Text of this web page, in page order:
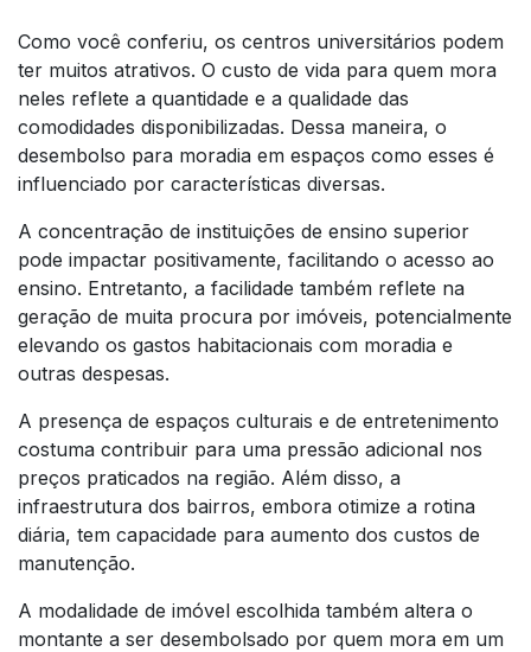
Como você conferiu, os centros universitários podem
ter muitos atrativos. O custo de vida para quem mora
neles reflete a quantidade e a qualidade das
comodidades disponibilizadas. Dessa maneira, o
desembolso para moradia em espaços como esses é
influenciado por características diversas.
A concentração de instituições de ensino superior
pode impactar positivamente, facilitando o acesso ao
ensino. Entretanto, a facilidade também reflete na
geração de muita procura por imóveis, potencialmente
elevando os gastos habitacionais com moradia e
outras despesas.
A presença de espaços culturais e de entretenimento
costuma contribuir para uma pressão adicional nos
preços praticados na região. Além disso, a
infraestrutura dos bairros, embora otimize a rotina
diária, tem capacidade para aumento dos custos de
manutenção.
A modalidade de imóvel escolhida também altera o
montante a ser desembolsado por quem mora em um